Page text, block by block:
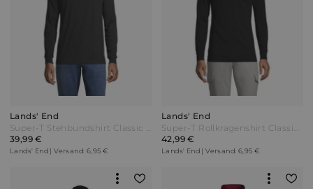
Lands' End
Super-T Stehbundshirt Classic Fit Herren Schwarz Jersey by Lands' End
39,99 €
Lands' End | Versand: 6,95 €
Lands' End
Super-T Rollkragenshirt Classic Fit Herren Schwarz Jersey by Lands' End
42,99 €
Lands' End | Versand: 6,95 €